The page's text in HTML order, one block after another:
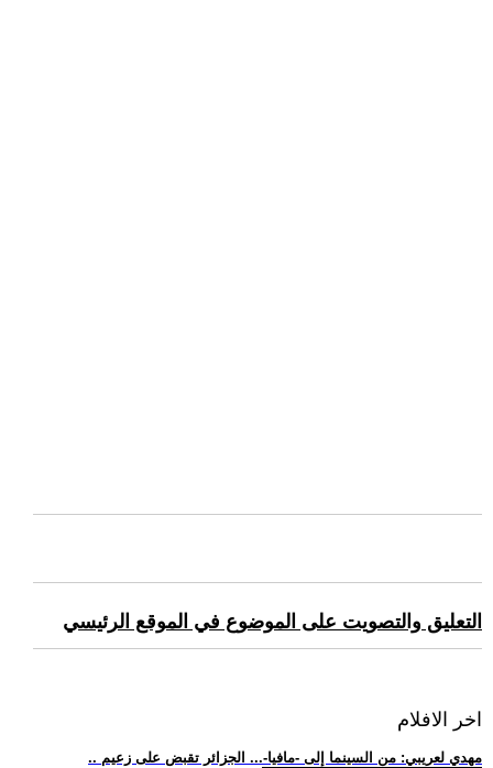
التعليق والتصويت على الموضوع في الموقع الرئيسي
اخر الافلام
.. مهدي لعريبي: من السينما إلى -مافيا-... الجزائر تقبض على زعيم